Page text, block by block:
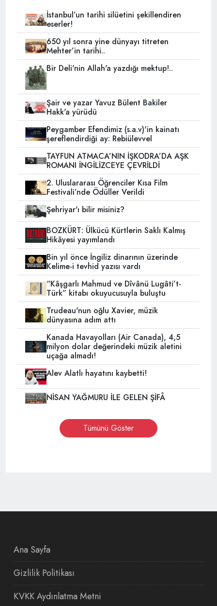
İstanbul’un tarihi silüetini şekillendiren
eserler!
650 yıl sonra yine dünyayı titreten
Mehter’in tarihi..
Bir Deli'nin Allah'a yazdığı mektup!..
Şair ve yazar Yavuz Bülent Bakiler
Hakk'a yürüdü
Peygamber Efendimiz (s.a.v)'in kainatı
şereflendirdiği ay: Rebiülevvel
TAYFUN ATMACA’NIN İŞKODRA’DA AŞK
ROMANI İNGİLİZCEYE ÇEVRİLDİ
2. Uluslararası Öğrenciler Kısa Film
Festivali’nde Ödüller Verildi
Şehriyar'ı bilir misiniz?
BOZKÜRT: Ülkücü Kürtlerin Saklı Kalmış
Hikâyesi yayımlandı
Bin yıl önce İngiliz dinarının üzerinde
Kelime-i tevhid yazısı vardı
“Kâşgarlı Mahmud ve Dîvânü Lugâti’t-
Türk” kitabı okuyucusuyla buluştu
Trudeau'nun oğlu Xavier, müzik
dünyasına adım attı
Kanada Havayolları (Air Canada), 4,5
milyon dolar değerindeki müzik aletini
uçağa almadı!
Alev Alatlı hayatını kaybetti!
NİSAN YAĞMURU İLE GELEN ŞİFÂ
Tümünü Göster
Ana Sayfa
Gizlilik Politikası
KVKK Aydınlatma Metni